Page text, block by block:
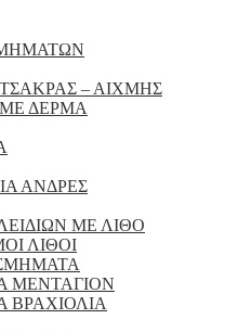
– ΑΙΧΜΗΣ
ΔΕΡΜΑ
ΑΝΔΡΕΣ
ΜΕ ΛΙΘΟ
ΛΙΘΟΙ
ΜΕΝΤΑΓΙΟΝ
ΒΡΑΧΙΟΛΙΑ